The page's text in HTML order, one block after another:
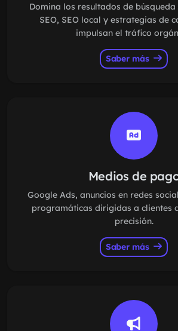
Domina los resultados de búsqueda
SEO, SEO local y estrategias de
impulsan el tráfico
Saber más
Medios de
Google Ads, anuncios en redes
programáticas dirigidas a clientes
precisión.
Saber más